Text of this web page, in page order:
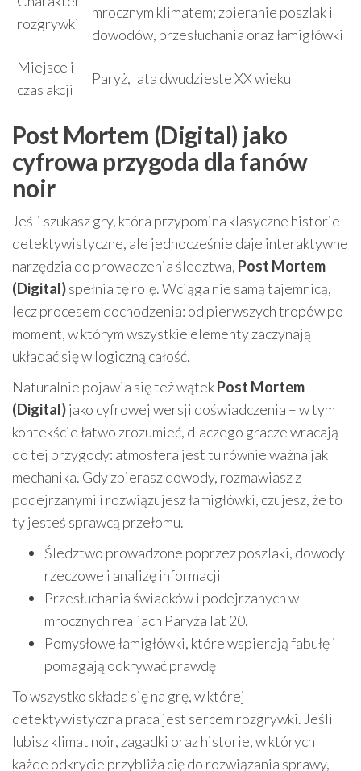
rozgrywki
mrocznym klimatem; zbieranie poszlak i
dowodów, przesłuchania oraz łamigłówki
Miejsce i
czas akcji
Paryż, lata dwudzieste XX wieku
Post Mortem (Digital) jako
cyfrowa przygoda dla fanów
noir
Jeśli szukasz gry, która przypomina klasyczne historie
detektywistyczne, ale jednocześnie daje interaktywne
narzędzia do prowadzenia śledztwa, Post Mortem
(Digital)spełnia tę rolę. Wciąga nie samą tajemnicą,
lecz procesem dochodzenia: od pierwszych tropów po
moment, w którym wszystkie elementy zaczynają
układać się w logiczną całość.
Naturalnie pojawia się też wątekPost Mortem
(Digital)jako cyfrowej wersji doświadczenia – w tym
kontekście łatwo zrozumieć, dlaczego gracze wracają
do tej przygody: atmosfera jest tu równie ważna jak
mechanika. Gdy zbierasz dowody, rozmawiasz z
podejrzanymi i rozwiązujesz łamigłówki, czujesz, że to
ty jesteś sprawcą przełomu.
Śledztwo prowadzone poprzez poszlaki, dowody
rzeczowe i analizę informacji
Przesłuchania świadków i podejrzanych w
mrocznych realiach Paryża lat 20.
Pomysłowe łamigłówki, które wspierają fabułę i
pomagają odkrywać prawdę
To wszystko składa się na grę, w której
detektywistyczna praca jest sercem rozgrywki. Jeśli
lubisz klimat noir, zagadki oraz historie, w których
każde odkrycie przybliża cię do rozwiązania sprawy,